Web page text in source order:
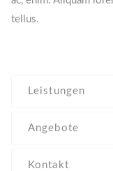
tellus.
Leistungen
Angebote
Kontakt